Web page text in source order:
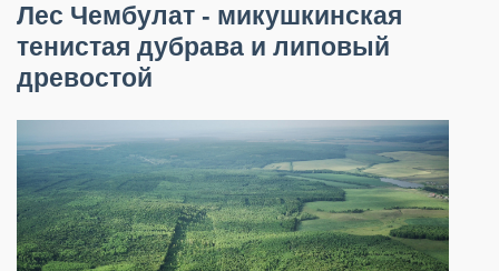
Лес Чембулат - микушкинская
тенистая дубрава и липовый
древостой